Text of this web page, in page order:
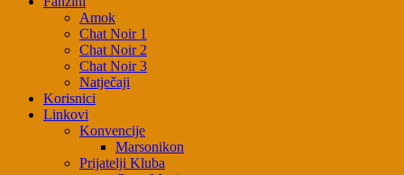
Amok
Chat Noir 1
Chat Noir 2
Chat Noir 3
Natječaji
Korisnici
Linkovi
Konvencije
Marsonikon
Prijatelji Kluba